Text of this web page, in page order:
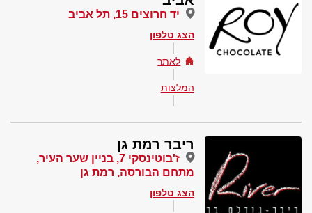
יד חרוצים 15, תל אביב
הצג טלפון
לאתר
המלצות
ריבר רמת גן
ז'בוטינסקי 7, בניין שער העיר,
מתחם הבורסה, רמת גן
הצג טלפון